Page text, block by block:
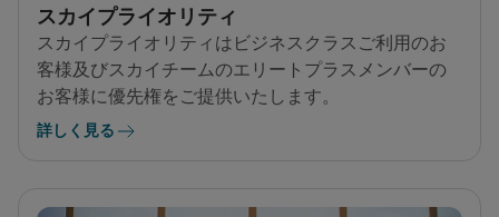
スカイプライオリティ
スカイプライオリティはビジネスクラスご利用のお
客様及びスカイチームのエリートプラスメンバーの
お客様に優先権をご提供いたします。
詳しく見る